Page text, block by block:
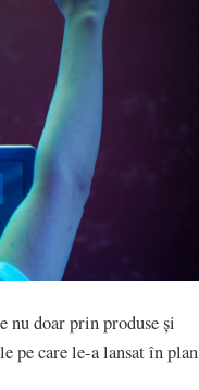
nu doar prin produse și
pe care le-a lansat în plan